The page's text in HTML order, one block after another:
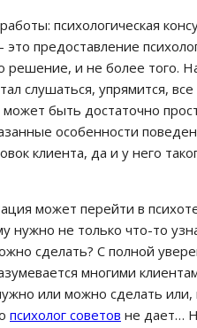
психологическая
это предоставление
решение, и не более того.
слушаться, упрямится,
быть достаточно
особенности
клиента, да и у него
может перейти в
нужно не только что-то
сделать? С полной
многими
или можно сделать
психолог советов не дает…